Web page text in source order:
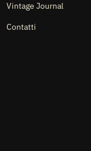
Vintage Journal
Contatti